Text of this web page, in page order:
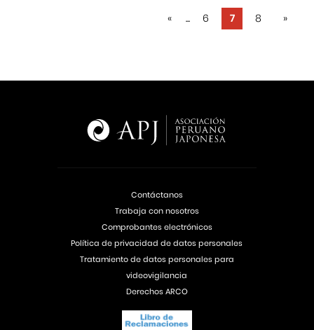
« ... 6 7 8 »
Contáctanos
Trabaja con nosotros
Comprobantes electrónicos
Política de privacidad de datos personales
Tratamiento de datos personales para
videovigilancia
Derechos ARCO